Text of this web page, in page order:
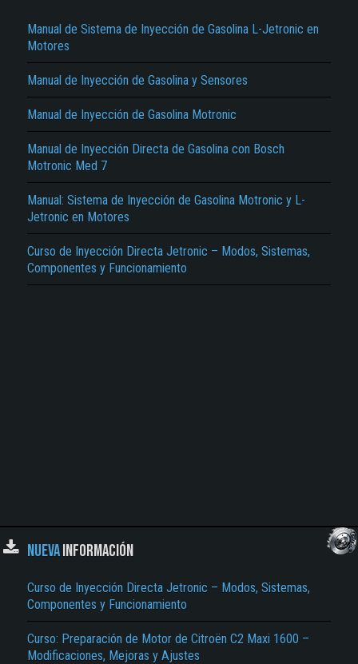
Manual de Sistema de Inyección de Gasolina L-Jetronic en
Motores
Manual de Inyección de Gasolina y Sensores
Manual de Inyección de Gasolina Motronic
Manual de Inyección Directa de Gasolina con Bosch
Motronic Med 7
Manual: Sistema de Inyección de Gasolina Motronic y L-
Jetronic en Motores
Curso de Inyección Directa Jetronic – Modos, Sistemas,
Componentes y Funcionamiento
NUEVAINFORMACIÓN
Curso de Inyección Directa Jetronic – Modos, Sistemas,
Componentes y Funcionamiento
Curso: Preparación de Motor de Citroën C2 Maxi 1600 –
Modificaciones, Mejoras y Ajustes
Texto o Imagen de portada son erróneos.
No carga o no se visualiza el contenido.